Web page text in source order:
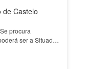
Castelo
procura
ser a Situada